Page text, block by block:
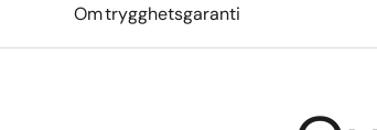
Om trygghetsgaranti